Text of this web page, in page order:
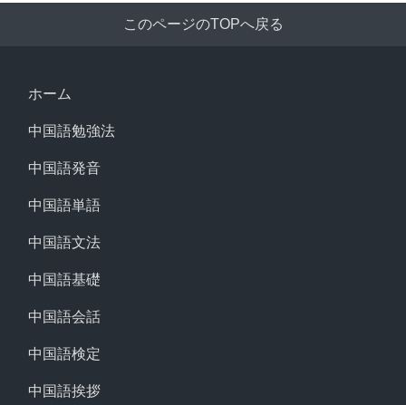
このページのTOPへ戻る
ホーム
中国語勉強法
中国語発音
中国語単語
中国語文法
中国語基礎
中国語会話
中国語検定
中国語挨拶